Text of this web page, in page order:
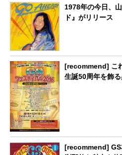
1978年の今日、
ド』がリリース
[recommend] こ
生誕50周年を飾る
[recommend] GS